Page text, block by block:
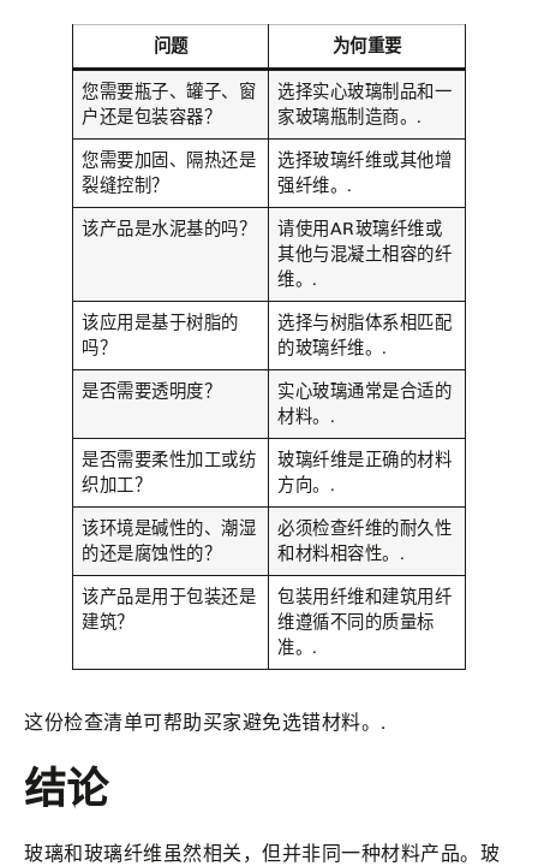
问题 为何重要
您需要瓶子、罐子、窗
户还是包装容器？
选择实心玻璃制品和一
家玻璃瓶制造商。.
您需要加固、隔热还是
裂缝控制？
选择玻璃纤维或其他增
强纤维。.
该产品是水泥基的吗？
请使用AR玻璃纤维或
其他与混凝土相容的纤
维。.
该应用是基于树脂的
吗？
选择与树脂体系相匹配
的玻璃纤维。.
是否需要透明度？
实心玻璃通常是合适的
材料。.
是否需要柔性加工或纺
织加工？
玻璃纤维是正确的材料
方向。.
该环境是碱性的、潮湿
的还是腐蚀性的？
必须检查纤维的耐久性
和材料相容性。.
该产品是用于包装还是
建筑？
包装用纤维和建筑用纤
维遵循不同的质量标
准。.
这份检查清单可帮助买家避免选错材料。.
结论
玻璃和玻璃纤维虽然相关，但并非同一种材料产品。玻